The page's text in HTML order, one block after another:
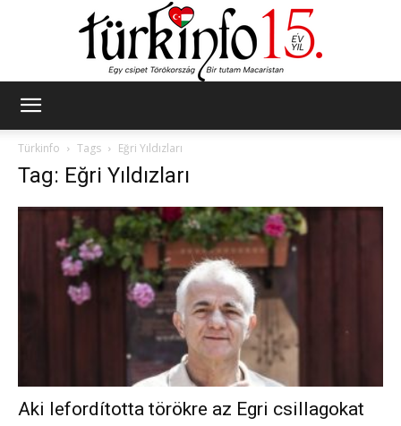
Türkinfo
Tags Eğri Yıldızları
Tag: Eğri Yıldızları
Aki lefordította törökre az Egri csillagokat